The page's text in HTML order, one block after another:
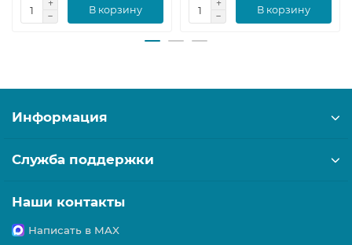
В корзину В корзину
Информация
Служба поддержки
Наши контакты
Написать в MAX